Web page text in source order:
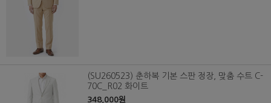
(SU260523) 춘하복 기본 스판 정장, 맞춤 수트 C-
70C_R02 화이트
348,000원